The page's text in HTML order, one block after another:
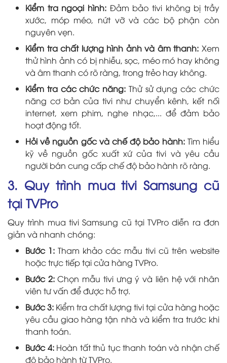
Kiểm tra ngoại hình: Đảm bảo tivi không bị trầy
xước, móp méo, nứt vỡ và các bộ phận còn
nguyên vẹn.
Kiểm tra chất lượng hình ảnh và âm thanh: Xem
thử hình ảnh có bị nhiễu, sọc, méo mó hay không
và âm thanh có rõ ràng, trong trẻo hay không.
Kiểm tra các chức năng: Thử sử dụng các chức
năng cơ bản của tivi như chuyển kênh, kết nối
internet, xem phim, nghe nhạc,... để đảm bảo
hoạt động tốt.
Hỏi về nguồn gốc và chế độ bảo hành:Tìm hiểu
kỹ về nguồn gốc xuất xứ của tivi và yêu cầu
người bán cung cấp chế độ bảo hành rõ ràng.
3. Quy trình mua tivi Samsung cũ
tại TVPro
Quy trình mua tivi Samsung cũ tại TVPro diễn ra đơn
giản và nhanh chóng:
Bước 1: Tham khảo các mẫu tivi cũ trên website
hoặc trực tiếp tại cửa hàng TVPro.
Bước 2:Chọn mẫu tivi ưng ý và liên hệ với nhân
viên tư vấn để được hỗ trợ.
Bước 3: Kiểm tra chất lượng tivi tại cửa hàng hoặc
yêu cầu giao hàng tận nhà và kiểm tra trước khi
thanh toán.
Bước 4:Hoàn tất thủ tục thanh toán và nhận chế
độ bảo hành từ TVPro.